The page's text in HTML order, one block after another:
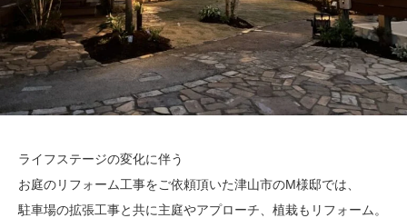
ライフステージの変化に伴う
お庭のリフォーム工事をご依頼頂いた津山市のM様邸では、
駐車場の拡張工事と共に主庭やアプローチ、植栽もリフォーム。